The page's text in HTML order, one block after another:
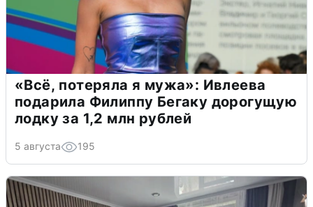
«Всё, потеряла я мужа»: Ивлеева
подарила Филиппу Бегаку дорогущую
лодку за 1,2 млн рублей
5 августа 195